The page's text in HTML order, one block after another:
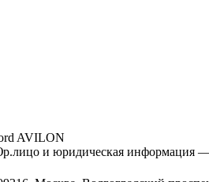
AVILON
и юридическая информация